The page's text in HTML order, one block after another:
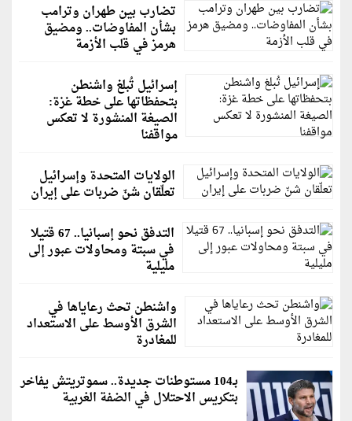
تضارب بين طهران وترامب
بشأن المفاوضات.. ومضيق
هرمز في قلب الأزمة
إسرائيل تُبلغ واشنطن
بتحفظاتها على خطة غزة:
الصيغة المنشورة لا تعكس
مواقفنا
الولايات المتحدة وإسرائيل
تعلّقان شنّ ضربات على إيران
التدفق نحو إسبانيا.. 67 قتيلا
في سبتة ومحاولات عبور إلى
مليلية
واشنطن تحث رعاياها في
الشرق الأوسط على الاستعداد
للمغادرة
بـ104 مستوطنات جديدة.. سموتريتش يفاخر
بتكريس الاحتلال في الضفة الغربية